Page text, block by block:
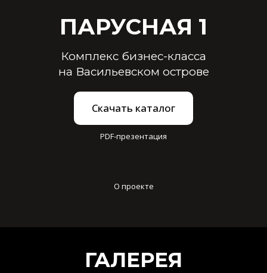
ПАРУСНАЯ 1
Комплекс бизнес-класса
на Васильевском острове
Скачать каталог
PDF-презентация
О проекте
ГАЛЕРЕЯ